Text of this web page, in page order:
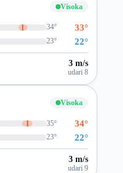
Visoka
34° 33°
23° 22°
3 m/s
udari 8
Visoka
35° 34°
23° 22°
3 m/s
udari 9